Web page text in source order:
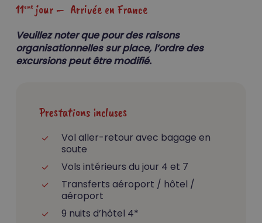
11emejour – Arrivée en France
Veuillez noter que pour des raisons
organisationnelles sur place, l’ordre des
excursions peut être modifié.
Prestations incluses
Vol aller-retour avec bagage en
soute
Vols intérieurs du jour 4 et 7
Transferts aéroport / hôtel /
aéroport
9 nuits d’hôtel 4*